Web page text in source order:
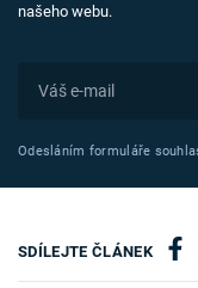
našeho webu.
Odesláním formuláře
SDÍLEJTE ČLÁNEK